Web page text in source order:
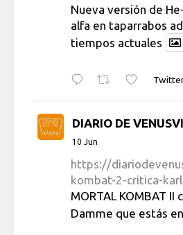
Nueva versión de
alfa en taparrabos
tiempos actuales
DIARIO DE
10 Jun
https://
kombat-2-critica-
MORTAL KOMBAT II
Damme que estás